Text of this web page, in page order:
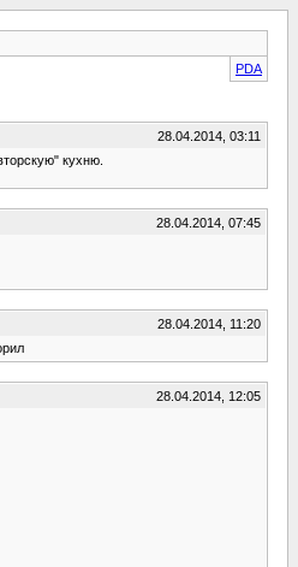
PDA
28.04.2014, 03:11
кухню.
28.04.2014, 07:45
28.04.2014, 11:20
28.04.2014, 12:05